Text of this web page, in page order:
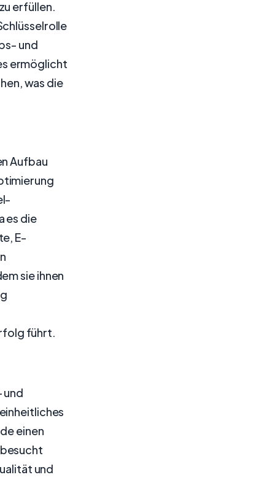
erfüllen.
und
ermöglicht
was die
Aufbau
es die
E-
sie ihnen
führt.
und
einen
und